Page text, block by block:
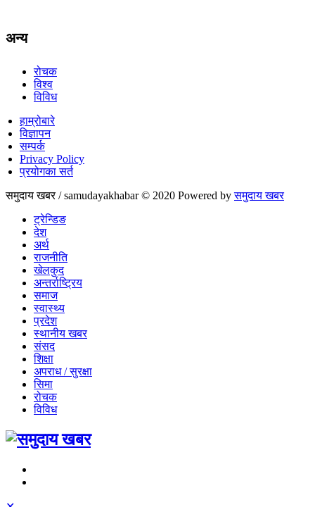
अन्य
रोचक
विश्व
विविध
हाम्रोबारे
विज्ञापन
सम्पर्क
Privacy Policy
प्रयोगका सर्त
समुदाय खबर / samudayakhabar © 2020 Powered byसमुदाय खबर
ट्रेन्डिङ
देश
अर्थ
राजनीति
खेलकुद
अन्तर्राष्ट्रिय
समाज
स्वास्थ्य
प्रदेश
स्थानीय खबर
संसद
शिक्षा
अपराध / सुरक्षा
सिमा
रोचक
विविध